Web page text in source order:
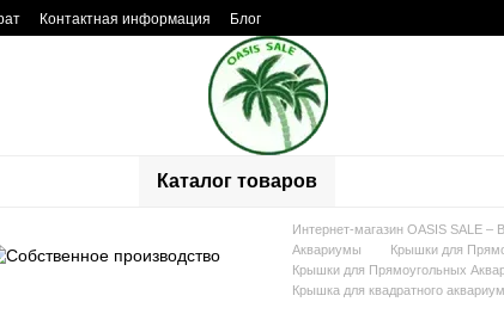
Контактная информация
Блог
Каталог товаров
Интернет-магазин OASIS SALE –
Аквариумы
Крышки для
Крышки для Прямоугольных
Крышка для квадратного